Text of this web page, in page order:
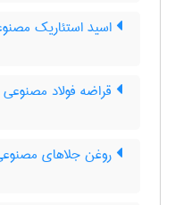
اسید استئاریک
قراضه فولاد مصنوعی
روغن جلاهای